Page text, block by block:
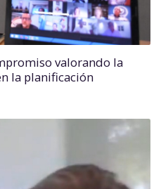
valorando la
la planificación